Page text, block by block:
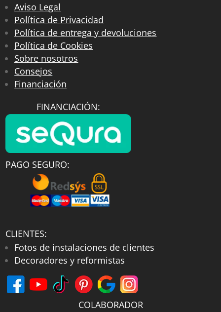
Aviso Legal
Política de Privacidad
Política de entrega y devoluciones
Política de Cookies
Sobre nosotros
Consejos
Financiación
FINANCIACIÓN:
PAGO SEGURO:
CLIENTES:
Fotos de instalaciones de clientes
Decoradores y reformistas
COLABORADOR